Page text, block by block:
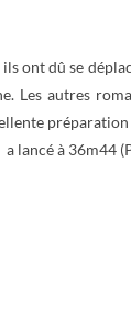
ont dû se
Les autres
préparation
à 36m44